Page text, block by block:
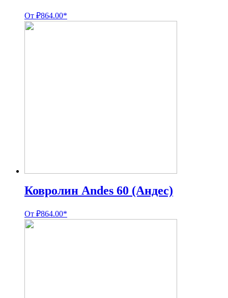
От ₽864.00*
Ковролин Andes 60 (Андес)
От ₽864.00*